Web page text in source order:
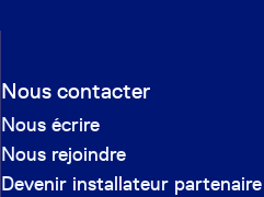
Nous contacter
Nous écrire
Nous rejoindre
Devenir installateur partenaire